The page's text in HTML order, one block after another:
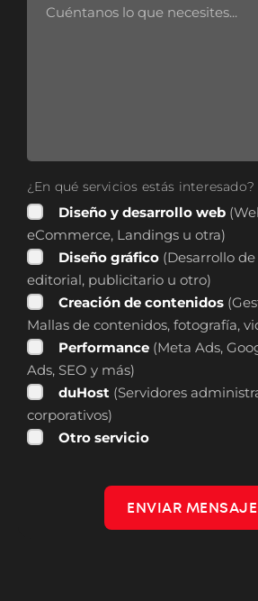
¿En qué servicios estás interesado?
Diseño y desarrollo web
eCommerce, Landings u otra)
Diseño gráfico (Desarrollo
editorial, publicitario u otro)
Creación de contenidos
Mallas de contenidos, fotografía,
Performance (Meta Ads,
Ads, SEO y más)
duHost (Servidores
corporativos)
Otro servicio
ENVIAR